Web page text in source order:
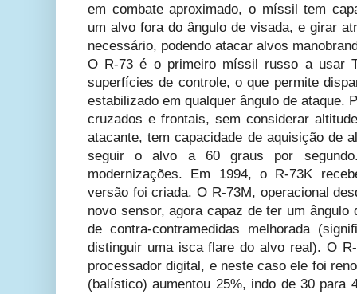
em combate aproximado, o míssil tem
um alvo fora do ângulo de visada, e girar
necessário, podendo atacar alvos
O R-73 é o primeiro míssil russo a usar
superfícies de controle, o que permite
estabilizado em qualquer ângulo de ataque.
cruzados e frontais, sem considerar
atacante, tem capacidade de aquisição de
seguir o alvo a 60 graus por
modernizações. Em 1994, o R-73K
versão foi criada. O R-73M, operacional
novo sensor, agora capaz de ter um ângulo
de contra-contramedidas melhorada
distinguir uma isca flare do alvo real). O
processador digital, e neste caso ele foi
(balístico) aumentou 25%, indo de 30 para